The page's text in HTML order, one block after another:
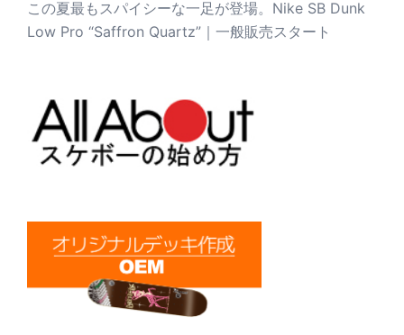
この夏最もスパイシーな一足が登場。Nike SB Dunk
Low Pro “Saffron Quartz”｜一般販売スタート